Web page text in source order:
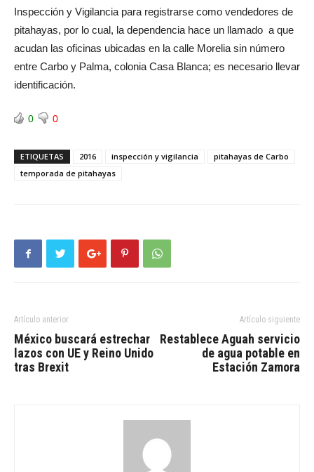
Inspección y Vigilancia para registrarse como vendedores de
pitahayas, por lo cual, la dependencia hace un llamado a que
acudan las oficinas ubicadas en la calle Morelia sin número
entre Carbo y Palma, colonia Casa Blanca; es necesario llevar
identificación.
0 0
ETIQUETAS 2016 inspección y vigilancia
pitahayas de Carbo
temporada de pitahayas
Artículo anterior
México buscará estrechar
lazos con UE y Reino Unido
tras Brexit
Artículo siguiente
Restablece Aguah servicio
de agua potable en
Estación Zamora